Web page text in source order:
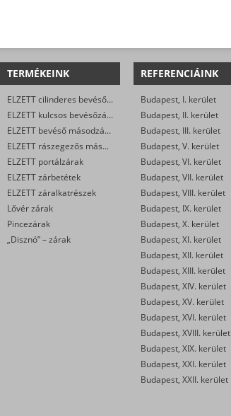
TERMÉKEINK
ELZETT cilinderes bevéső-zárak
ELZETT kulcsos bevésőzárak
ELZETT bevéső másodzárak
ELZETT rászegezős másodzárak
ELZETT portálzárak
ELZETT zárbetétek
ELZETT záralkatrészek
Lővér zárak
Pincezárak
„Disznó” – zárak
REFERENCIÁINK
Budapest, I. kerület
Budapest, II. kerület
Budapest, III. kerület
Budapest, V. kerület
Budapest, VI. kerület
Budapest, VII. kerület
Budapest, VIII. kerület
Budapest, IX. kerület
Budapest, X. kerület
Budapest, XI. kerület
Budapest, XII. kerület
Budapest, XIII. kerület
Budapest, XIV. kerület
Budapest, XV. kerület
Budapest, XVI. kerület
Budapest, XVIII. kerület
Budapest, XIX. kerület
Budapest, XXI. kerület
Budapest, XXII. kerület